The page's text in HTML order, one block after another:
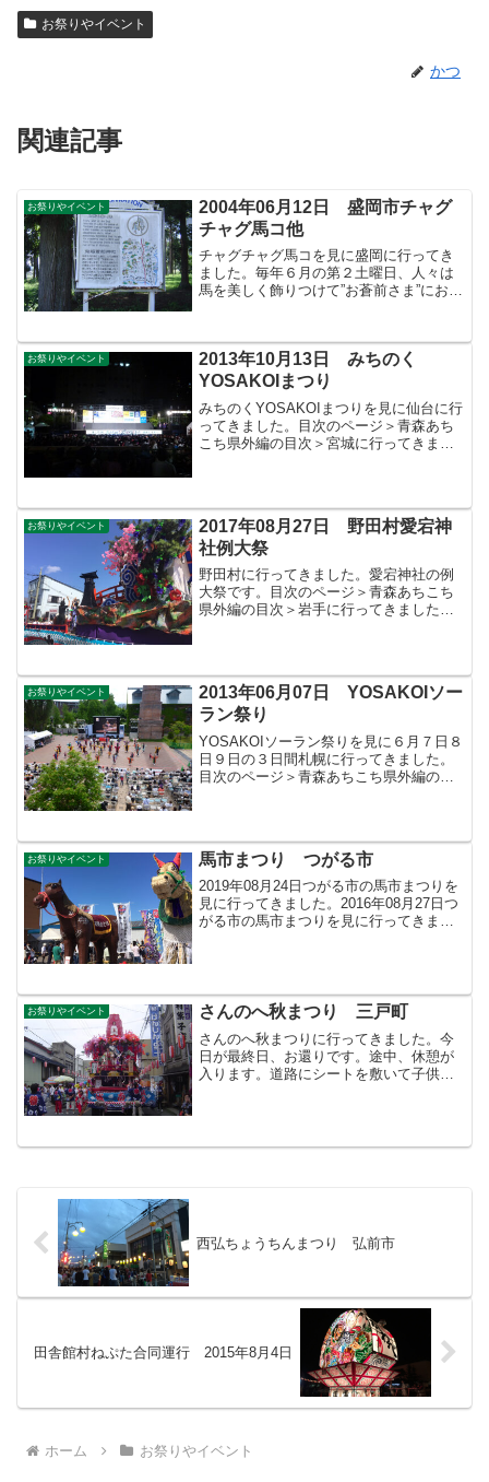
お祭りやイベント
かつ
関連記事
お祭りやイベント
2004年06月12日 盛岡市チャグ
チャグ馬コ他
チャグチャグ馬コを見に盛岡に行ってき
ました。毎年６月の第２土曜日、人々は
馬を美しく飾りつけて”お蒼前さま”にお参
す。馬たちの装束に縫い付けた沢山の鈴
が、ひづめと調和してチ...
お祭りやイベント
2013年10月13日 みちのく
YOSAKOIまつり
みちのくYOSAKOIまつりを見に仙台に行
ってきました。目次のページ＞青森あち
こち県外編の目次＞宮城に行ってきまし
お祭りやイベント
2017年08月27日 野田村愛宕神
社例大祭
野田村に行ってきました。愛宕神社の例
大祭です。目次のページ＞青森あちこち
県外編の目次＞岩手に行ってきました＞
お祭りやイベント
2013年06月07日 YOSAKOIソー
ラン祭り
YOSAKOIソーラン祭りを見に６月７日８
日９日の３日間札幌に行ってきました。
目次のページ＞青森あちこち県外編の目
お祭りやイベント 馬市まつり つがる市
2019年08月24日つがる市の馬市まつりを
見に行ってきました。2016年08月27日つ
がる市の馬市まつりを見に行ってきまし
お祭りやイベント さんのへ秋まつり 三戸町
さんのへ秋まつりに行ってきました。今
日が最終日、お還りです。途中、休憩が
入ります。道路にシートを敷いて子供た
目次のページ＞祭りやイベ...
西弘ちょうちんまつり 弘前市
田舎館村ねぷた合同運行 2015年8月4日
ホーム お祭りやイベント